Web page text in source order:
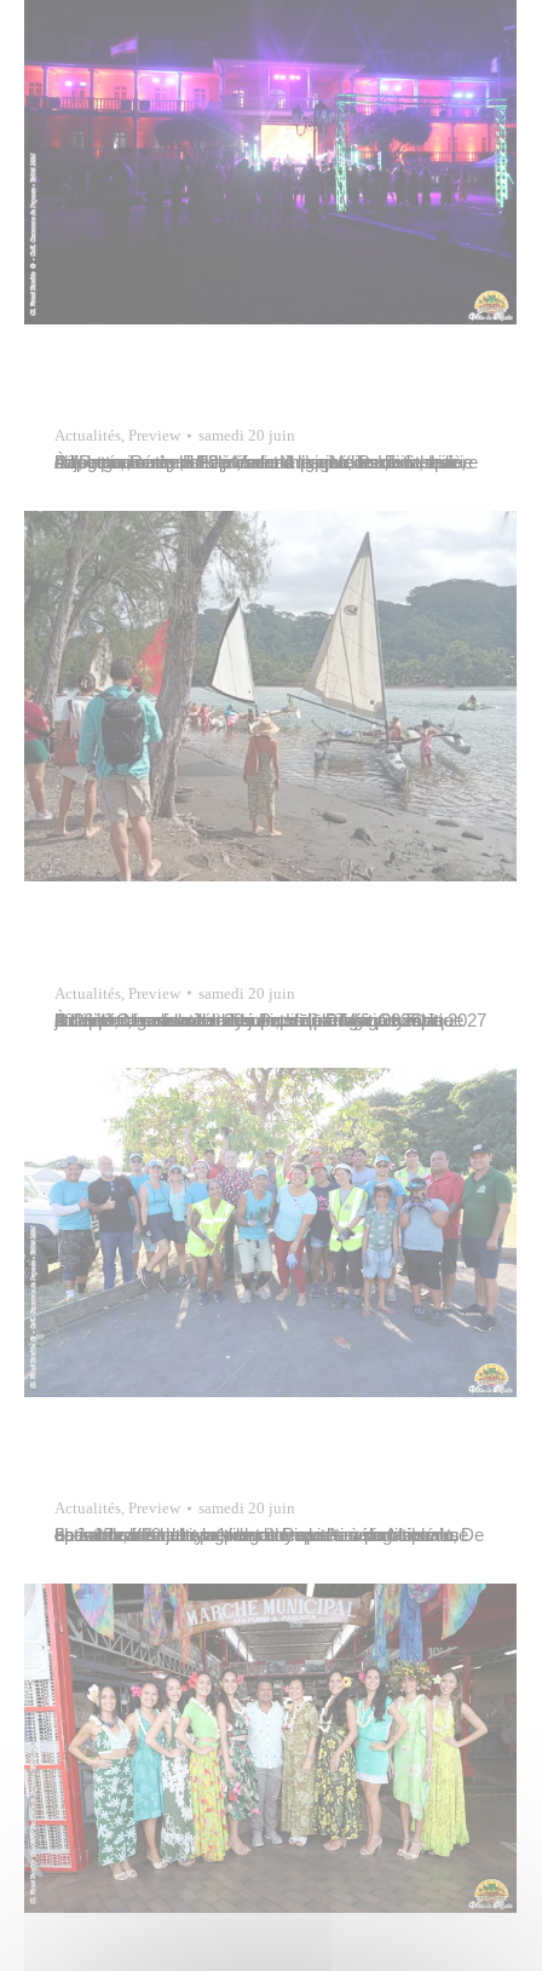
Actualités, Preview samedi 20 juin
À l’occasion de la Fête de la Musique, le maire de Papeete, Rémy Brillant, accompagné de Lionel Liao, adjoint au maire, et de Marie-Ange Mairau, conseillère déléguée, a répondu présent à l’invitation de Steeve Liu, organisateur de l’événement privé Be Zion, qui s’est tenu samedi 20 juin dans les jardins de la mairie de Papeete.…
Actualités Preview samedi 20 juin
À l’approche des Jeux du Pacifique Tahiti 2027, le Comité Organisateur des Jeux du Pacifique Tahiti 2027 a célébré, ce samedi 20 juin, sa Journée Olympique 2026 placée sous le thème « Hō’ē ā Mana ». Cette journée de rassemblement et de partage a mis à l’honneur les valeurs olympiques, l’engagement collectif, la solidarité ainsi…
Actualités, Preview samedi 20 juin
Le samedi 20 juin, la Ville de Papeete a organisé une opération de nettoyage dans le quartier de Mama’o, dans le cadre de son programme d’amélioration du cadre de vie et de préservation de l’environnement. De 8h à 12h, les habitants ont été invités à participer activement à cette action citoyenne en sortant leurs encombrants…